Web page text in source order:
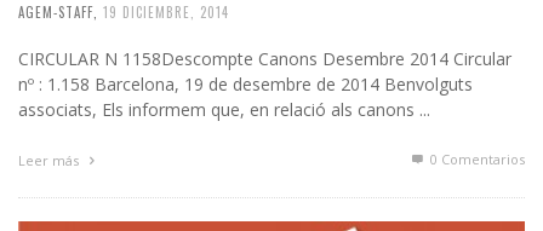
AGEM-STAFF 19 DICIEMBRE, 2014
CIRCULAR N 1158Descompte Canons Desembre 2014 Circular
nº : 1.158 Barcelona, 19 de desembre de 2014 Benvolguts
associats, Els informem que, en relació als canons ...
Leer más 0 Comentarios